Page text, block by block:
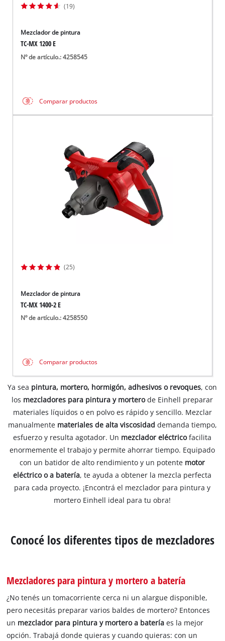
(19)
Mezclador de pintura
TC-MX 1200 E
Nº de artículo.: 4258545
Comparar productos
(25)
Mezclador de pintura
TC-MX 1400-2 E
Nº de artículo.: 4258550
Comparar productos
Ya sea pintura, mortero, hormigón, adhesivos o revoques, con
los mezcladores para pintura y morterode Einhell preparar
materiales líquidos o en polvo es rápido y sencillo. Mezclar
manualmente materiales de alta viscosidad demanda tiempo,
esfuerzo y resulta agotador. Un mezclador eléctricofacilita
enormemente el trabajo y permite ahorrar tiempo. Equipado
con un batidor de alto rendimiento y un potente motor
eléctrico o a batería, te ayuda a obtener la mezcla perfecta
para cada proyecto. ¡Encontrá el mezclador para pintura y
mortero Einhell ideal para tu obra!
Conocé los diferentes tipos de mezcladores
Mezcladores para pintura y mortero a batería
¿No tenés un tomacorriente cerca ni un alargue disponible,
pero necesitás preparar varios baldes de mortero? Entonces
un mezclador para pintura y mortero a batería es la mejor
opción. Trabajá donde quieras y cuando quieras: con un